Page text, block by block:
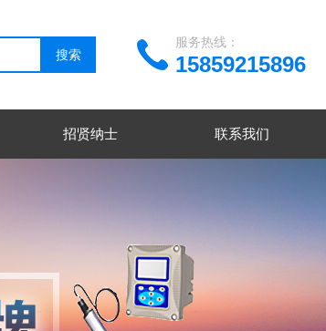
15859215896
服务热线：
招贤纳士 联系我们